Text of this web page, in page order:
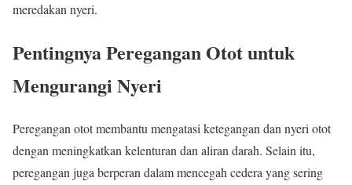
meredakan nyeri.
Pentingnya Peregangan Otot untuk
Mengurangi Nyeri
Peregangan otot membantu mengatasi ketegangan dan nyeri otot
dengan meningkatkan kelenturan dan aliran darah. Selain itu,
peregangan juga berperan dalam mencegah cedera yang sering